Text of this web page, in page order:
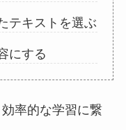
テキストを選ぶ
にする
率的な学習に繋